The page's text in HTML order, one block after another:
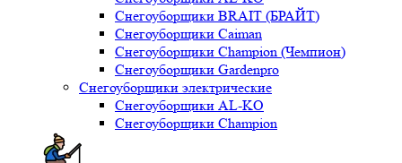
Снегоуборщики BRAIT (БРАЙТ)
Снегоуборщики Caiman
Снегоуборщики Champion (Чемпион)
Снегоуборщики Gardenpro
Снегоуборщики электрические
Снегоуборщики AL-KO
Снегоуборщики Champion